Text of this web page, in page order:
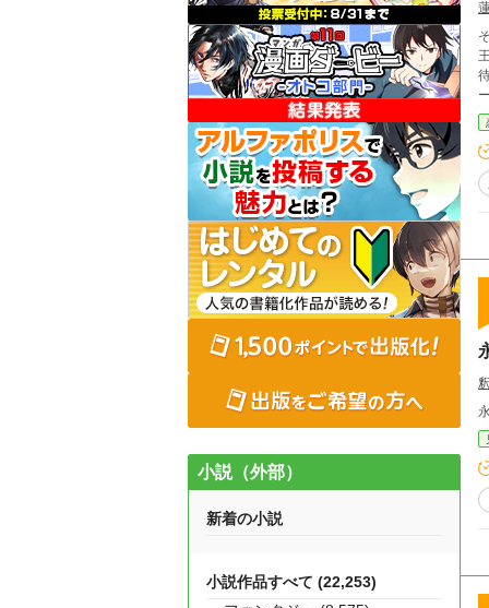
待っていた
小説（外部）
新着の小説
小説作品すべて (22,253)